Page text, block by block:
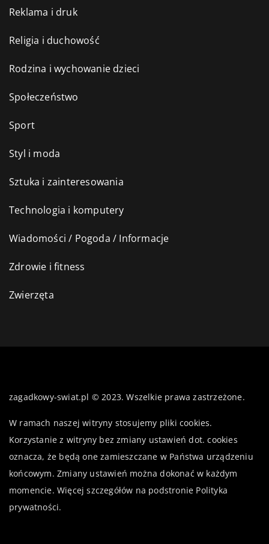
Reklama i druk
Religia i duchowość
Rodzina i wychowanie dzieci
Społeczeństwo
Sport
Styl i moda
Sztuka i zainteresowania
Technologia i komputery
Wiadomości / Pogoda / Informacje
Zdrowie i fitness
Zwierzęta
zagadkowy-swiat.pl © 2023. Wszelkie prawa zastrzeżone.
W ramach naszej witryny stosujemy pliki cookies.
Korzystanie z witryny bez zmiany ustawień dot. cookies
oznacza, że będą one zamieszczane w Państwa urządzeniu
końcowym. Zmiany ustawień można dokonać w każdym
momencie. Więcej szczegółów na podstronie Polityka
prywatności.